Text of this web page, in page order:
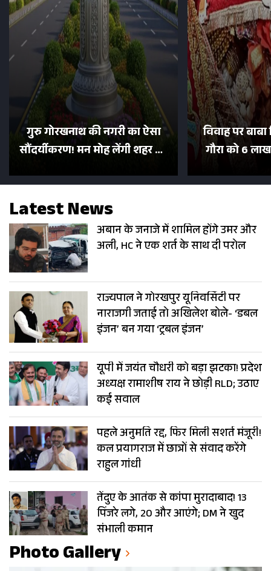
गुरु गोरखनाथ की नगरी का ऐसा
सौंदर्यीकरण! मन मोह लेंगी शहर की
विवाह पर
गौरा को 6
Latest News
अबान के जनाजे में शामिल होंगे उमर और
अली, HC ने एक शर्त के साथ दी परोल
राज्यपाल ने गोरखपुर यूनिवर्सिटी पर
नाराजगी जताई तो अखिलेश बोले- ‘डबल
इंजन’ बन गया ‘ट्रबल इंजन’
यूपी में जयंत चौधरी को बड़ा झटका! प्रदेश
अध्यक्ष रामाशीष राय ने छोड़ी RLD; उठाए
कई सवाल
पहले अनुमति रद्द, फिर मिली सशर्त मंजूरी!
कल प्रयागराज में छात्रों से संवाद करेंगे
राहुल गांधी
तेंदुए के आतंक से कांपा मुरादाबाद! 13
पिंजरे लगे, 20 और आएंगे; DM ने खुद
संभाली कमान
Photo Gallery